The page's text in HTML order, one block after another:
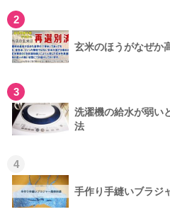
2
玄米のほうがなぜか
3
洗濯機の給水が弱い
法
4
手作り手縫いブラジ